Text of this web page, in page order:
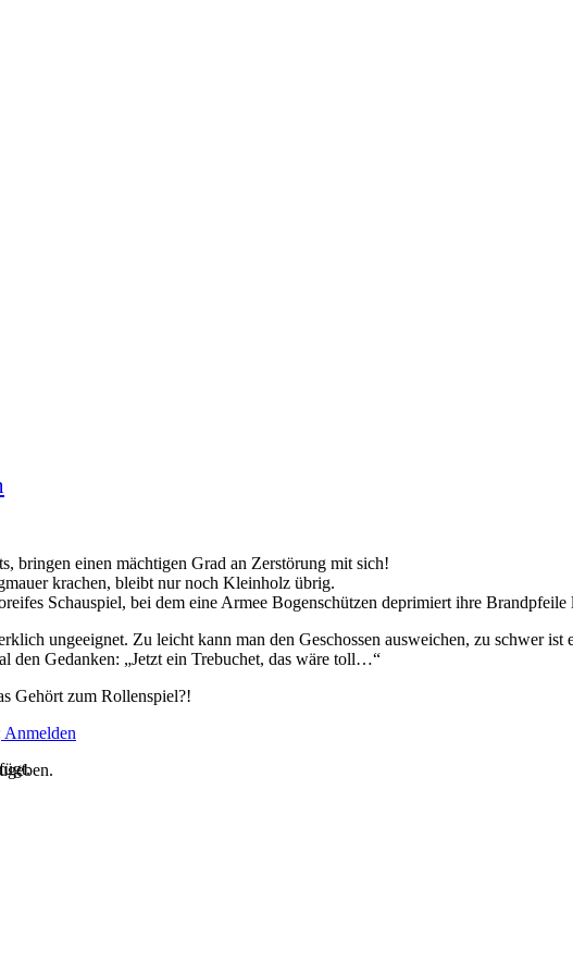
bringen einen mächtigen Grad an Zerstörung mit sich!
krachen, bleibt nur noch Kleinholz übrig.
Schauspiel, bei dem eine Armee Bogenschützen deprimiert ihre Brandpfeile
ungeeignet. Zu leicht kann man den Geschossen ausweichen, zu schwer
den Gedanken: „Jetzt ein Trebuchet, das wäre toll…“
Gehört zum Rollenspiel?!
Anmelden